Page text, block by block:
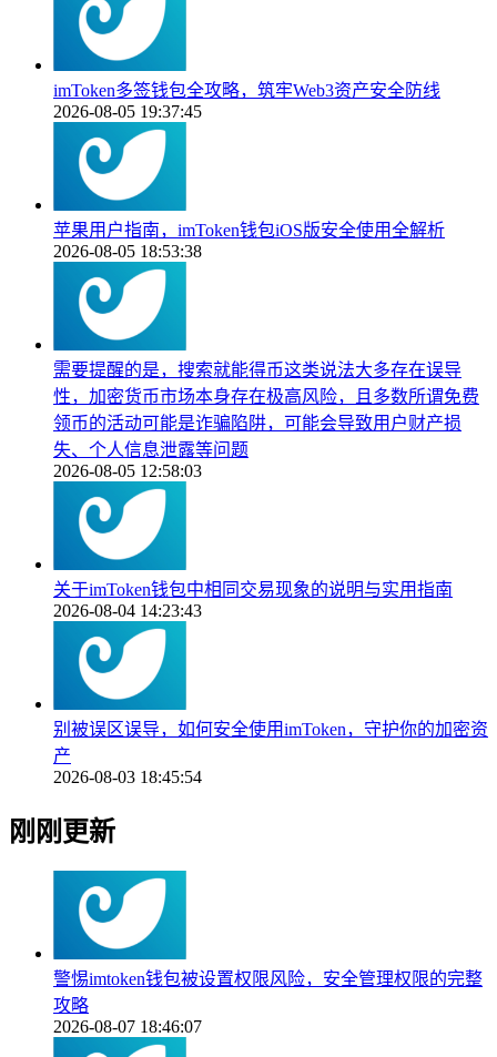
imToken多签钱包全攻略，筑牢Web3资产安全防线
2026-08-05 19:37:45
苹果用户指南，imToken钱包iOS版安全使用全解析
2026-08-05 18:53:38
需要提醒的是，搜索就能得币这类说法大多存在误导
性，加密货币市场本身存在极高风险，且多数所谓免费
领币的活动可能是诈骗陷阱，可能会导致用户财产损
失、个人信息泄露等问题
2026-08-05 12:58:03
关于imToken钱包中相同交易现象的说明与实用指南
2026-08-04 14:23:43
别被误区误导，如何安全使用imToken，守护你的加密资
产
2026-08-03 18:45:54
刚刚更新
警惕imtoken钱包被设置权限风险，安全管理权限的完整
攻略
2026-08-07 18:46:07